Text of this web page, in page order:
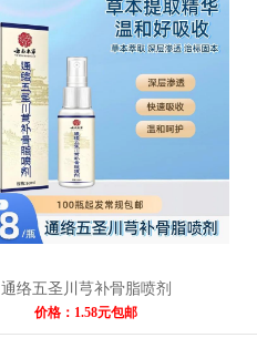
通络五圣川芎补骨脂喷剂
价格：1.58元包邮